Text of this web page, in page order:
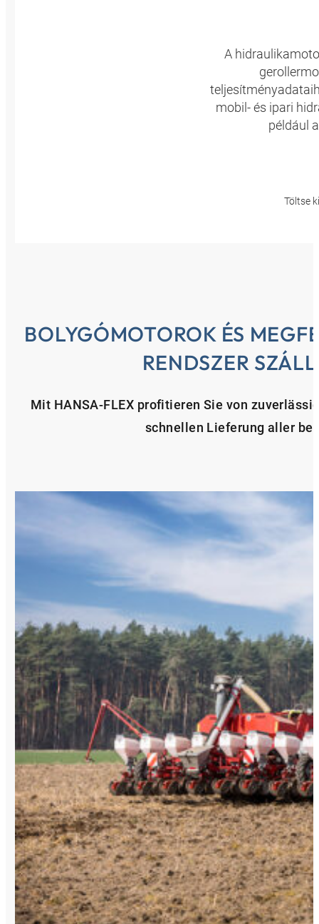
A
mobil- és ipari
például
Töltse
BOLYGÓMOTOROK ÉS
RENDSZER
Mit HANSA‑FLEX profitieren Sie von
schnellen Lieferung aller